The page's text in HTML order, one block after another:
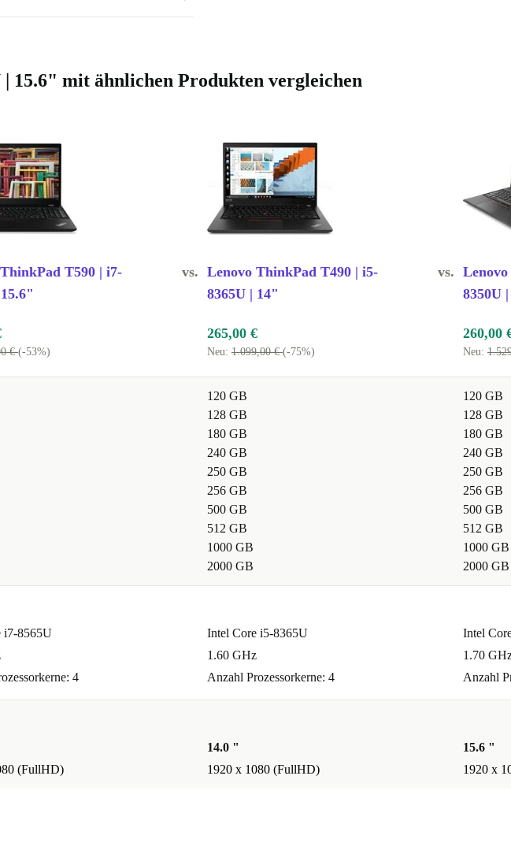
15.6" mit ähnlichen Produkten vergleichen
T590 | i7-
vs. Lenovo ThinkPad T490 | i5-
8365U | 14"
vs.
8350U
€(-53%)
265,00 €
Neu: 1.099,00 €(-75%)
260,00
Neu:
120 GB
128 GB
180 GB
240 GB
250 GB
256 GB
500 GB
512 GB
1000 GB
2000 GB
120 GB
128 GB
180 GB
240 GB
250 GB
256 GB
500 GB
512 GB
1000 GB
2000 GB
i7-8565U
4
Intel Core i5-8365U
1.60 GHz
Anzahl Prozessorkerne: 4
Intel
1.70
Anzahl
(FullHD)
14.0 "
1920 x 1080 (FullHD)
15.6 "
1920 x